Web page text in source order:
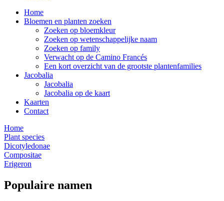
Home
Bloemen en planten zoeken
Zoeken op bloemkleur
Zoeken op wetenschappelijke naam
Zoeken op family
Verwacht op de Camino Francés
Een kort overzicht van de grootste plantenfamilies
Jacobalia
Jacobalia
Jacobalia op de kaart
Kaarten
Contact
Home
Plant species
Dicotyledonae
Compositae
Erigeron
Populaire namen